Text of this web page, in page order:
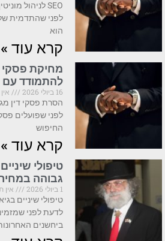
הוא
קרא עוד »
מחיקת פסקי
להתמודד עם
16 ביולי 2026
לפני שפועלים
החיפוש
קרא עוד »
טיפולי
גבוהה
1 ביולי 2026
אין
לדעת לפני
ביחשנים